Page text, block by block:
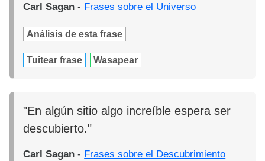
Carl Sagan - Frases sobre el Universo
Análisis de esta frase
Tuitear frase Wasapear
"En algún sitio algo increíble espera ser
descubierto."
Carl Sagan - Frases sobre el Descubrimiento